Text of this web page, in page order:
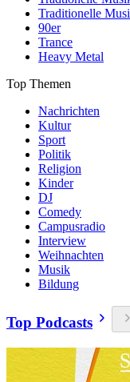
Traditionelle
90er
Trance
Heavy Metal
Top Themen
Nachrichten
Kultur
Sport
Politik
Religion
Kinder
DJ
Comedy
Campusradio
Interview
Weihnachten
Musik
Bildung
Top Podcasts